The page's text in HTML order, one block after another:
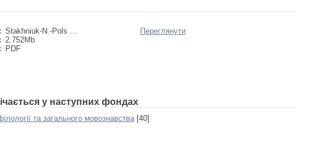
Stakhniuk-N.-Pols ...
2.752Mb
PDF
Переглянути
у наступних фондах
та загального мовознавства[40]